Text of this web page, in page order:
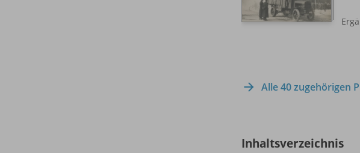
Alle 40 zugehörigen
Inhaltsverzeichnis